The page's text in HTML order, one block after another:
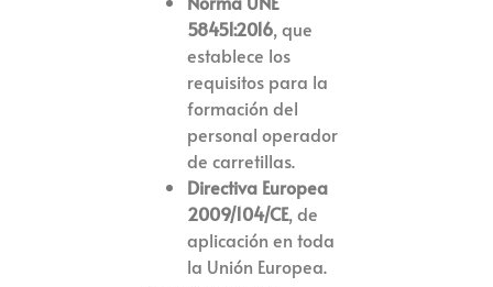
58451:2016, que
establece los
requisitos para la
formación del
personal operador
de carretillas.
Directiva Europea
2009/104/CE, de
aplicación en toda
la Unión Europea.